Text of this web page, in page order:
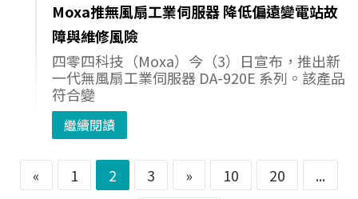
Moxa推無風扇工業伺服器 降低偏遠變電站故
障與維修風險
四零四科技（Moxa）今（3）日宣布，推出新
一代無風扇工業伺服器 DA-920E 系列。該產品
符合變
繼續閱讀
« 1 2 3 » 10 20
...